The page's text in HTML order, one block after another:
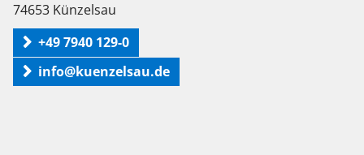
74653 Künzelsau
+49 7940 129-0
info@kuenzelsau.de